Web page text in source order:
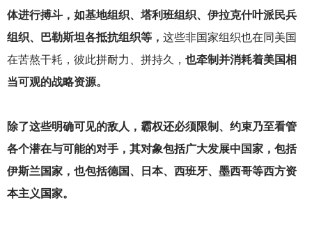
体进行搏斗，如基地组织、塔利班组织、伊拉克什叶派民兵
组织、巴勒斯坦各抵抗组织等， 这些非国家组织也在同美国
在苦熬干耗，彼此拼耐力、拼持久， 也牵制并消耗着美国相
当可观的战略资源。
除了这些明确可见的敌人，霸权还必须限制、约束乃至看管
各个潜在与可能的对手，其对象包括广大发展中国家，包括
伊斯兰国家，也包括德国、日本、西班牙、墨西哥等西方资
本主义国家。